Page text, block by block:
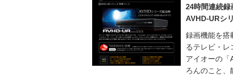
24時間連続録
AVHD-URシ
録画機能を搭
るテレビ・レ
アイオーの
ろんのこと、